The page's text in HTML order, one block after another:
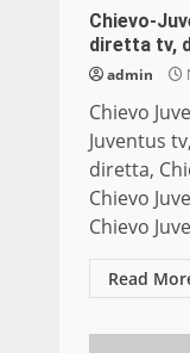
Chievo-
diretta tv,
admin
Chievo
Juventus
diretta,
Chievo
Chievo
Read